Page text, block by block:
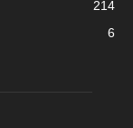
214
6